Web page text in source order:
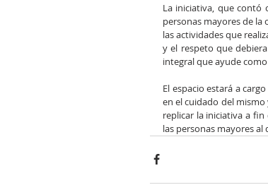
La iniciativa, que contó
personas mayores de la
las actividades que
y el respeto que
integral que ayude
El espacio estará a
en el cuidado del
replicar la iniciativa a
las personas mayores